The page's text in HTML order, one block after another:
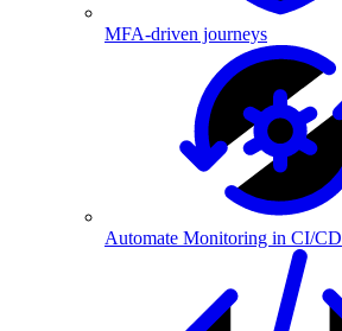
MFA-driven journeys
Automate Monitoring in CI/CD